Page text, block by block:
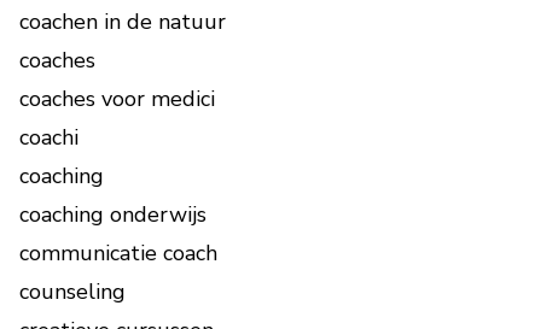
coachen in de natuur
coaches
coaches voor medici
coachi
coaching
coaching onderwijs
communicatie coach
counseling